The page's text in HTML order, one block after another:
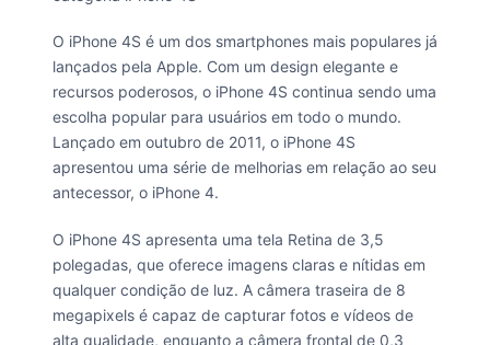
O iPhone 4S é um dos smartphones mais populares já
lançados pela Apple. Com um design elegante e
recursos poderosos, o iPhone 4S continua sendo uma
escolha popular para usuários em todo o mundo.
Lançado em outubro de 2011, o iPhone 4S
apresentou uma série de melhorias em relação ao seu
antecessor, o iPhone 4.
O iPhone 4S apresenta uma tela Retina de 3,5
polegadas, que oferece imagens claras e nítidas em
qualquer condição de luz. A câmera traseira de 8
megapixels é capaz de capturar fotos e vídeos de
alta qualidade, enquanto a câmera frontal de 0,3